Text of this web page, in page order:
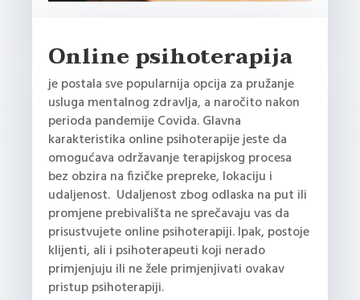
Online psihoterapija
je postala sve popularnija opcija za pružanje
usluga mentalnog zdravlja, a naročito nakon
perioda pandemije Covida. Glavna
karakteristika online psihoterapije jeste da
omogućava održavanje terapijskog procesa
bez obzira na fizičke prepreke, lokaciju i
udaljenost. Udaljenost zbog odlaska na put ili
promjene prebivališta ne sprečavaju vas da
prisustvujete online psihoterapiji. Ipak, postoje
klijenti, ali i psihoterapeuti koji nerado
primjenjuju ili ne žele primjenjivati ovakav
pristup psihoterapiji.